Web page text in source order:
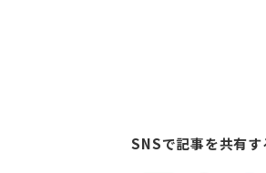
SNSで記事を共有す